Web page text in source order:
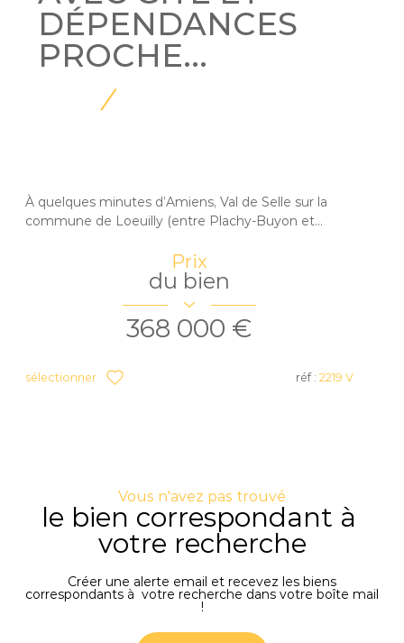
DÉPENDANCES
PROCHE...
À quelques minutes d’Amiens, Val de Selle sur la
commune de Loeuilly (entre Plachy-Buyon et...
Prix
du bien
368 000 €
sélectionner réf : 2219 V
Vous n'avez pas trouvé
le bien correspondant à
votre recherche
Créer une alerte email et recevez les biens
correspondants à votre recherche dans votre boîte mail
!